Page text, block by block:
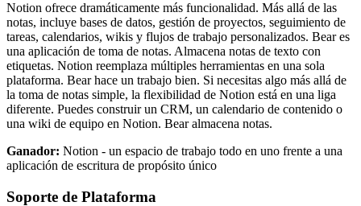
Notion ofrece dramáticamente más funcionalidad. Más allá de las
notas, incluye bases de datos, gestión de proyectos, seguimiento de
tareas, calendarios, wikis y flujos de trabajo personalizados. Bear es
una aplicación de toma de notas. Almacena notas de texto con
etiquetas. Notion reemplaza múltiples herramientas en una sola
plataforma. Bear hace un trabajo bien. Si necesitas algo más allá de
la toma de notas simple, la flexibilidad de Notion está en una liga
diferente. Puedes construir un CRM, un calendario de contenido o
una wiki de equipo en Notion. Bear almacena notas.
Ganador: Notion - un espacio de trabajo todo en uno frente a una
aplicación de escritura de propósito único
Soporte de Plataforma